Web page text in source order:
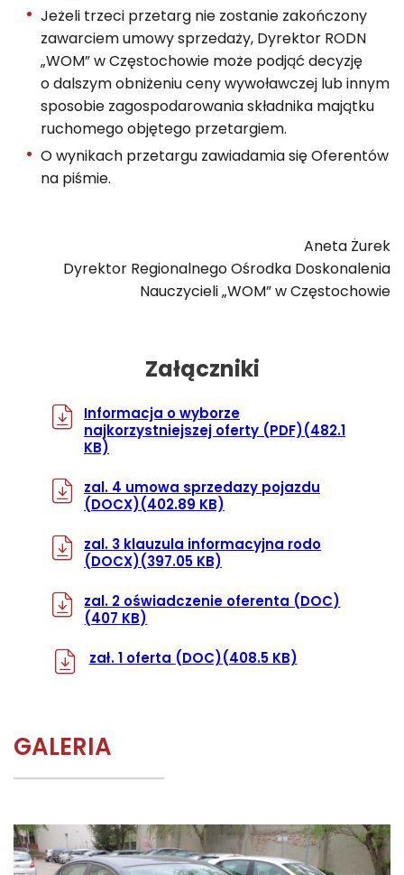
Jeżeli trzeci przetarg nie zostanie zakończony
zawarciem umowy sprzedaży, Dyrektor RODN
„WOM” w Częstochowie może podjąć decyzję
o dalszym obniżeniu ceny wywoławczej lub innym
sposobie zagospodarowania składnika majątku
ruchomego objętego przetargiem.
O wynikach przetargu zawiadamia się Oferentów
na piśmie.
Aneta Żurek
Dyrektor Regionalnego Ośrodka Doskonalenia
Nauczycieli „WOM” w Częstochowie
Załączniki
Informacja o wyborze
najkorzystniejszej oferty (PDF)(482.1
KB)
zal. 4 umowa sprzedazy pojazdu
(DOCX)(402.89 KB)
zal. 3 klauzula informacyjna rodo
(DOCX)(397.05 KB)
zal. 2 oświadczenie oferenta (DOC)
(407 KB)
zał. 1 oferta (DOC)(408.5 KB)
GALERIA